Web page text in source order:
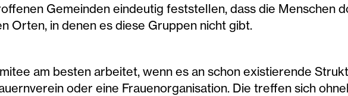
Gemeinden eindeutig feststellen, dass die Menschen
Orten, in denen es diese Gruppen nicht gibt.
am besten arbeitet, wenn es an schon existierende
oder eine Frauenorganisation. Die treffen sich